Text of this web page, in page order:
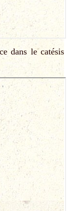
dans le catésis